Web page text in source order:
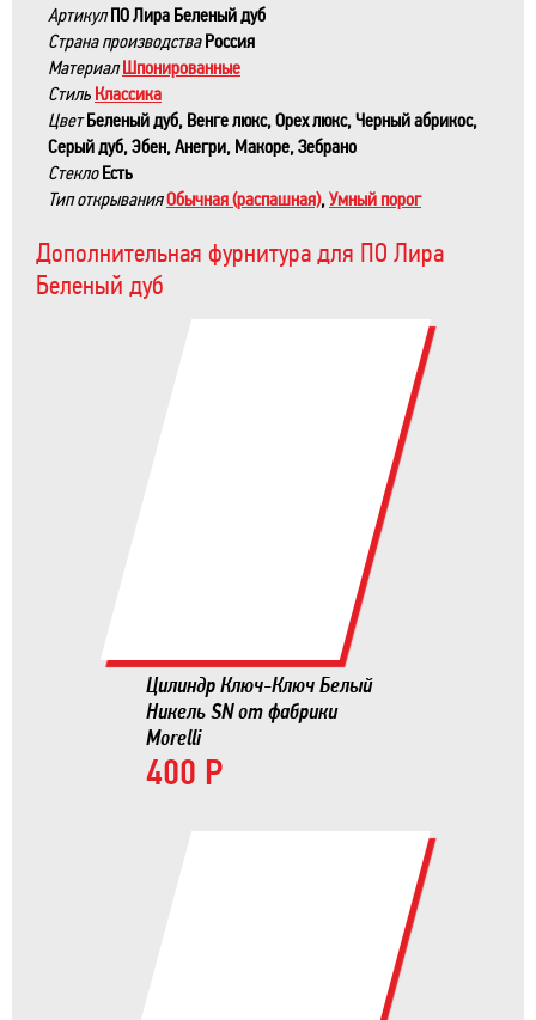
Артикул ПО Лира Беленый дуб
Страна производства Россия
Материал Шпонированные
Стиль Классика
Цвет Беленый дуб, Венге люкс, Орех люкс, Черный абрикос,
Серый дуб, Эбен, Анегри, Макоре, Зебрано
Стекло Есть
Тип открыванияОбычная (распашная),Умный порог
Дополнительная фурнитура для ПО Лира
Беленый дуб
Цилиндр Ключ-Ключ Белый
Никель SN от фабрики
Morelli
400 Р